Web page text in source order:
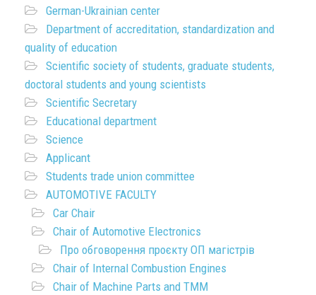
German-Ukrainian center
Department of accreditation, standardization and
quality of education
Scientific society of students, graduate students,
doctoral students and young scientists
Scientific Secretary
Educational department
Science
Applicant
Students trade union committee
AUTOMOTIVE FACULTY
Car Chair
Chair of Automotive Electronics
Про обговорення проєкту ОП магістрів
Chair of Internal Combustion Engines
Chair of Machine Parts and TMM